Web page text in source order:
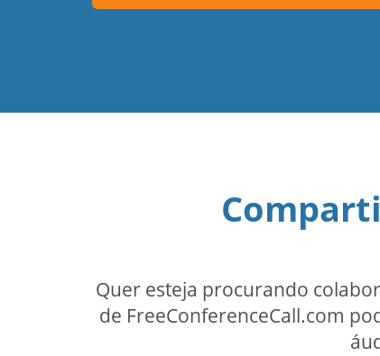
Quer esteja procurando
de FreeConferenceCall.com